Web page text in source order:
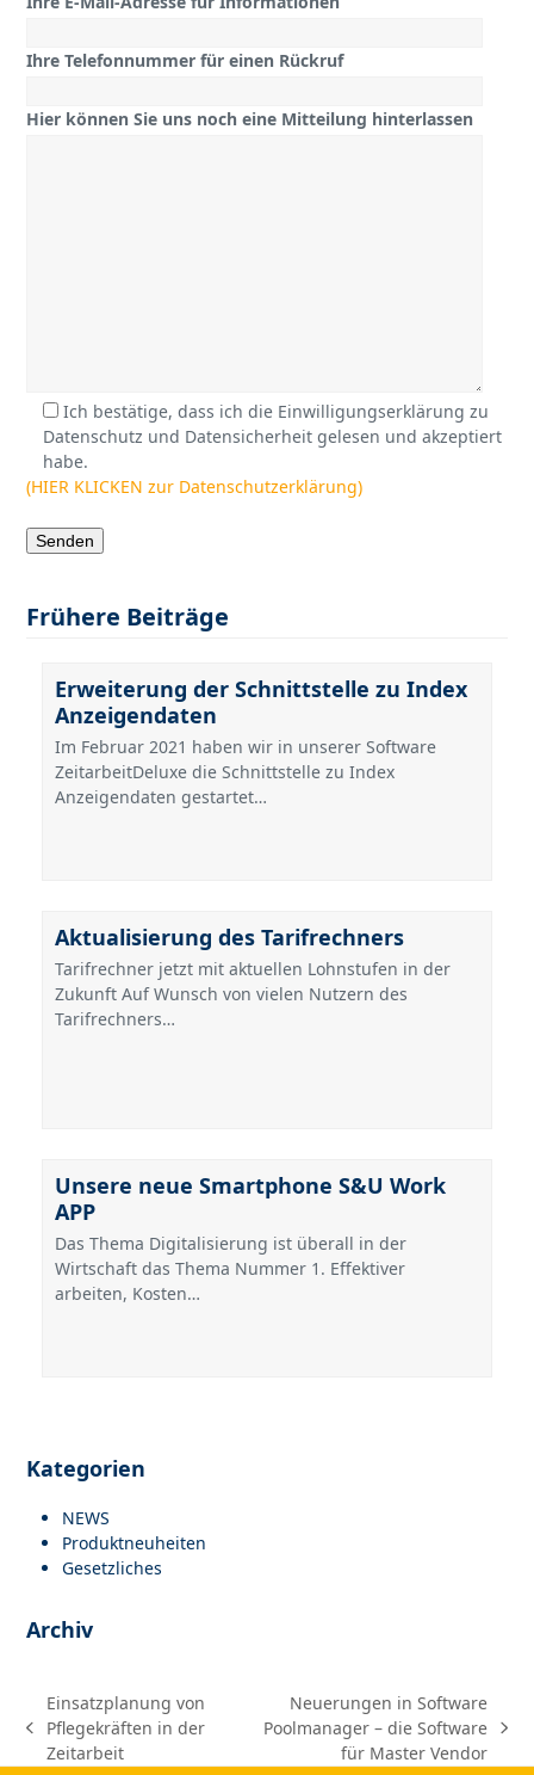
Ihre Telefonnummer für einen Rückruf
Hier können Sie uns noch eine Mitteilung hinterlassen
Ich bestätige, dass ich die Einwilligungserklärung zu
Datenschutz und Datensicherheit gelesen und akzeptiert
habe.
(HIER KLICKEN zur Datenschutzerklärung)
Frühere Beiträge
Erweiterung der Schnittstelle zu Index
Anzeigendaten
Im Februar 2021 haben wir in unserer Software
ZeitarbeitDeluxe die Schnittstelle zu Index
Anzeigendaten gestartet…
Aktualisierung des Tarifrechners
Tarifrechner jetzt mit aktuellen Lohnstufen in der
Zukunft Auf Wunsch von vielen Nutzern des
Tarifrechners…
Unsere neue Smartphone S&U Work
APP
Das Thema Digitalisierung ist überall in der
Wirtschaft das Thema Nummer 1. Effektiver
arbeiten, Kosten…
Kategorien
NEWS
Produktneuheiten
Gesetzliches
Archiv
previous
post:
Einsatzplanung von
Pflegekräften in der
Zeitarbeit
next
post:
Neuerungen in Software
Poolmanager – die Software
für Master Vendor